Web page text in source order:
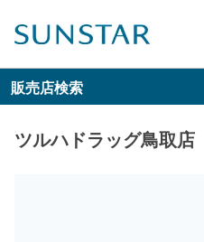
販売店検索
ツルハドラッグ鳥取店